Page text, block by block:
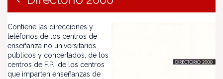
Contiene las direcciones y
teléfonos de los centros de
enseñanza no universitarios
públicos y concertados, de los
centros de F.P., de los centros
que imparten enseñanzas de